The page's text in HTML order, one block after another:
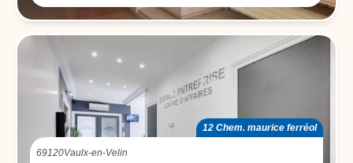
12 Chem. maurice ferréol
69120Vaulx-en-Velin